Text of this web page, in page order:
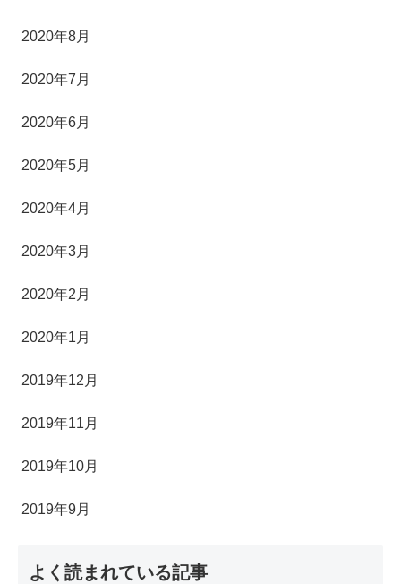
2020年8月
2020年7月
2020年6月
2020年5月
2020年4月
2020年3月
2020年2月
2020年1月
2019年12月
2019年11月
2019年10月
2019年9月
よく読まれている記事